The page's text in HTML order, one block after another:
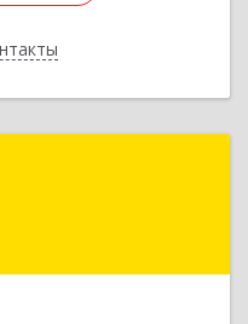
г, Ленина